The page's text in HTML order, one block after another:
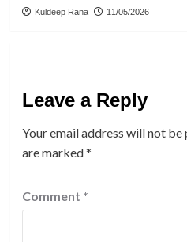
Kuldeep Rana 11/05/2026
Leave a Reply
Your email address will not be
are marked*
Comment *